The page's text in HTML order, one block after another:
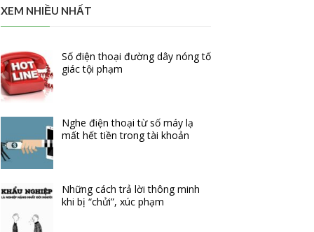
XEM NHIỀU NHẤT
Số điện thoại đường dây nóng tố
giác tội phạm
Nghe điện thoại từ số máy lạ
mất hết tiền trong tài khoản
Những cách trả lời thông minh
khi bị “chửi”, xúc phạm